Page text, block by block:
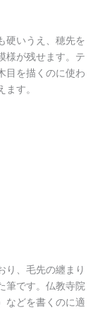
硬いうえ、穂先を
様が残せます。テ
目を描くのに使わ
す。
り、毛先の纏まり
筆です。仏教寺院
などを書くのに適